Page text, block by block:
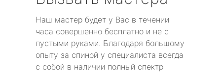
Наш мастер будет у Вас в течении
часа совершенно бесплатно и не с
пустыми руками. Благодаря большому
опыту за спиной у специалиста всегда
с собой в наличии полный спектр